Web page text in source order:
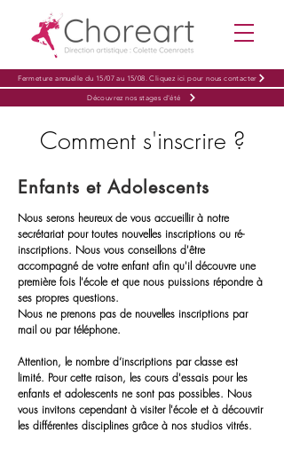
Fermeture annuelle du 15/07 au 15/08. Cliquez ici pour nous contacter
Découvrez nos stages d'été
Comment s'inscrire ?
Enfants et Adolescents
Nous serons heureux de vous accueillir à notre
secrétariat pourtoutes nouvelles inscriptions ou ré-
inscriptions. Nous vous conseillons d'être
accompagné de votre enfant afin qu'il découvre une
première fois l'école et que nous puissions répondre à
ses propres questions.
Nous ne prenons pas de nouvelles inscriptions par
mail ou par téléphone.
Attention, le nombre d’inscriptions par classe est
limité. Pour cette raison, les cours d'essais pour les
enfants et adolescents ne sont pas possibles. Nous
vous invitons cependant à visiter l'école et à découvrir
les différentes disciplines grâce à nos studios vitrés.